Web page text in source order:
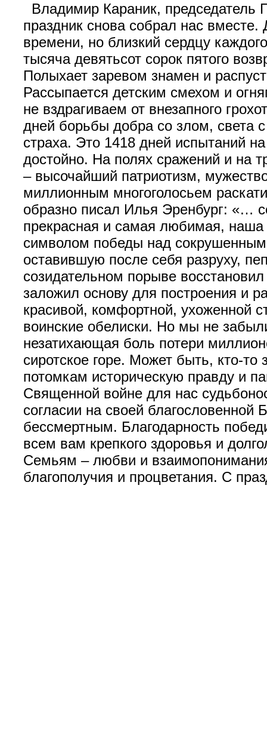
Владимир Караник, председатель
праздник снова собрал нас
времени, но близкий сердцу
тысяча девятьсот сорок пятого
Полыхает заревом знамен и
Рассыпается детским смехом и
не вздрагиваем от внезапного
дней борьбы добра со злом, света
страха. Это 1418 дней испытаний
достойно. На полях сражений и на
– высочайший патриотизм,
миллионным многоголосьем
образно писал Илья Эренбург: «…
прекрасная и самая любимая, наша
символом победы над
оставившую после себя разруху,
созидательном порыве
заложил основу для построения и
красивой, комфортной, ухоженной
воинские обелиски. Но мы не
незатихающая боль потери
сиротское горе. Может быть, кто-
потомкам историческую правду и
Священной войне для нас
согласии на своей благословенной
бессмертным. Благодарность
всем вам крепкого здоровья и
Семьям – любви и
благополучия и процветания. С